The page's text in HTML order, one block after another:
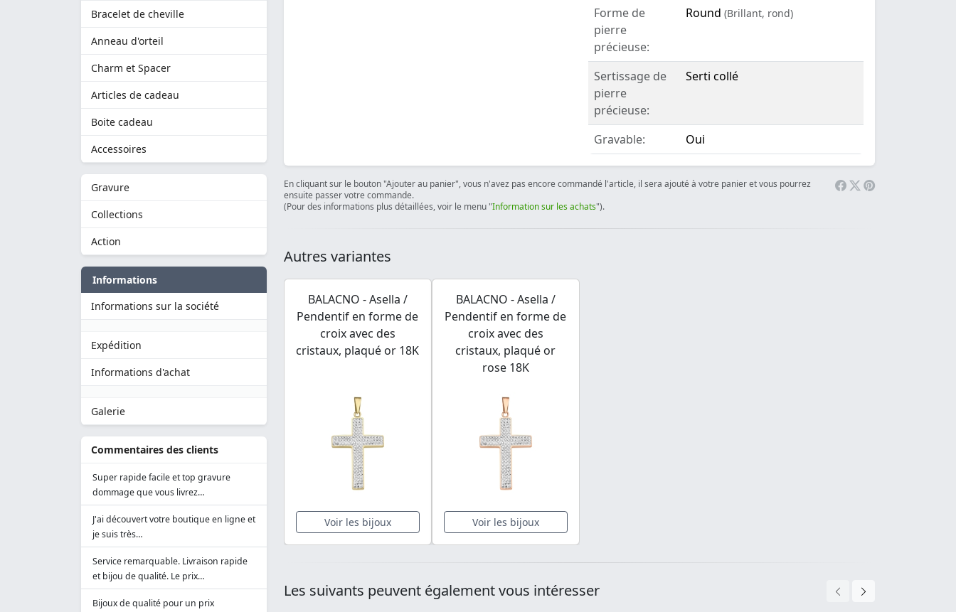
Bracelet de cheville
Anneau d'orteil
Charm et Spacer
Articles de cadeau
Boite cadeau
Accessoires
Gravure
Collections
Action
Informations
Informations sur la société
Expédition
Informations d'achat
Galerie
Commentaires des clients
Super rapide facile et top gravure
dommage que vous livrez…
J'ai découvert votre boutique en ligne et
je suis très…
Service remarquable. Livraison rapide
et bijou de qualité. Le prix…
Bijoux de qualité pour un prix
Forme de
pierre
précieuse:
Round (Brillant, rond)
Sertissage de
pierre
précieuse:
Serti collé
Gravable: Oui
En cliquant sur le bouton "Ajouter au panier", vous n'avez pas encore commandé l'article, il sera ajouté à votre panier et vous pourrez
ensuite passer votre commande.
(Pour des informations plus détaillées, voir le menu "Information sur les achats").
Autres variantes
BALACNO - Asella /
Pendentif en forme de
croix avec des
cristaux, plaqué or 18K
Voir les bijoux
BALACNO - Asella /
Pendentif en forme de
croix avec des
cristaux, plaqué or
rose 18K
Voir les bijoux
Les suivants peuvent également vous intéresser